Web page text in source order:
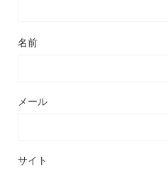
名前
メール
サイト